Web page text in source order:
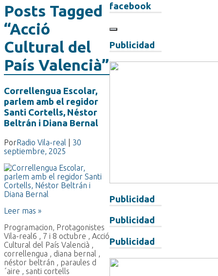
facebook
Publicidad
Publicidad
Publicidad
Publicidad
Posts Tagged
“Acció
Cultural del
País Valencià”
Correllengua Escolar,
parlem amb el regidor
Santi Cortells, Néstor
Beltrán i Diana Bernal
PorRadio Vila-real
30
septiembre, 2025
Leer mas »
Programacion Protagonistes
Vila-real 6 7 i 8 octubre
Acció
Cultural del País Valencià
correllengua
diana bernal
néstor beltrán
paraules d
´aire
santi cortells